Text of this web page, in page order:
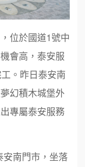
位於國道1號中
會高，泰安服
。昨日泰安南
幻積木城堡外
專屬泰安服務
南門市，坐落